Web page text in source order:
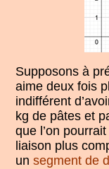
Supposons à
aime deux fois
indifférent
kg de pâtes et
que l’on
liaison plus
unsegment de